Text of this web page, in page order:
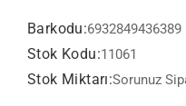
Barkodu:6932849436389
Stok Kodu:11061
Stok Miktarı:Sorunuz